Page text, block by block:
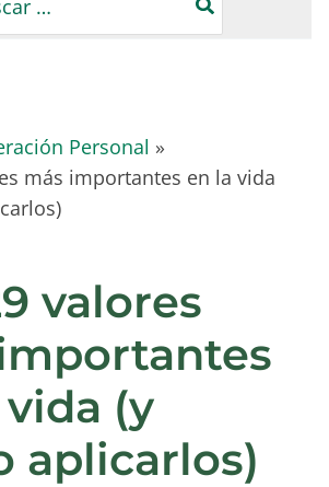
Personal
más importantes en la vida
valores
(y
aplicarlos)